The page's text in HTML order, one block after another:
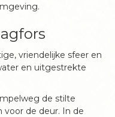
vriendelijke sfeer en
en uitgestrekte
de stilte
de deur. In de